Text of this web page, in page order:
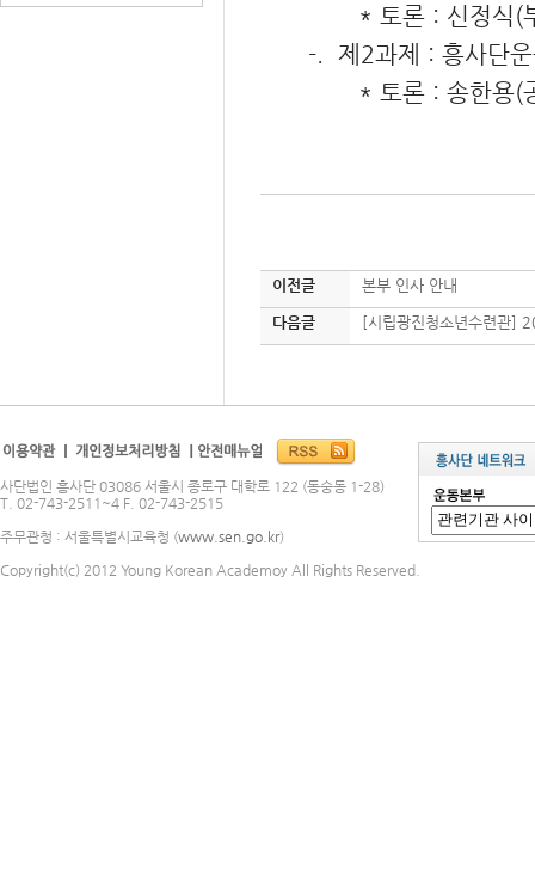
* 토론 : 신정식(부
-. 제2과제 : 흥사단운
* 토론 : 송한용(공의
이전글 본부 인사 안내
다음글 [시립광진청소년수련관]
사단법인 흥사단 03086 서울시 종로구 대학로 122 (동숭동 1-28)
T. 02-743-2511~4 F. 02-743-2515
주무관청 : 서울특별시교육청 (www.sen.go.kr)
Copyright(c) 2012 Young Korean Academoy All Rights Reserved.